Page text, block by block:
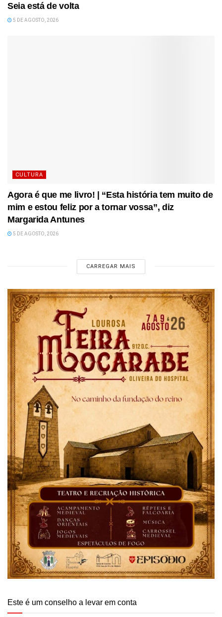
Seia está de volta
5 DE AGOSTO, 2026
CULTURA
Agora é que me livro! | “Esta história tem muito de
mim e estou feliz por a tornar vossa”, diz
Margarida Antunes
5 DE AGOSTO, 2026
CARREGAR MAIS
Este é um conselho a levar em conta